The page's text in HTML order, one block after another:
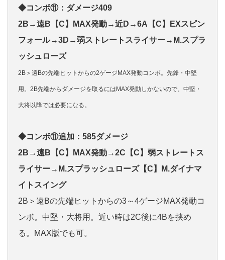
◆コンボ⑪：ダメージ409
2B→遠B【C】MAX発動→近D→6A【C】EXスピン
フォール→3D→弱ストレートスライサー→M.スプラ
ッシュローズ
2B＞遠Bの先端ヒットからの2ゲージMAX発動コンボ。先鋒・中堅
用。2B先端からダメージを取るにはMAX発動しかないので、中堅・
大将以降では必要になる。
◆コンボ⑪追加：585ダメージ
2B→遠B【C】MAX発動→2C【C】弱ストレートス
ライサー→M.スプラッシュローズ【C】M.ダイナマ
イトスイング
2B＞遠Bの先端ヒットからの3～4ゲージMAX発動コ
ンボ。中堅・大将用。近い時は2C後に4Bを挟め
る。MAX版でも可。